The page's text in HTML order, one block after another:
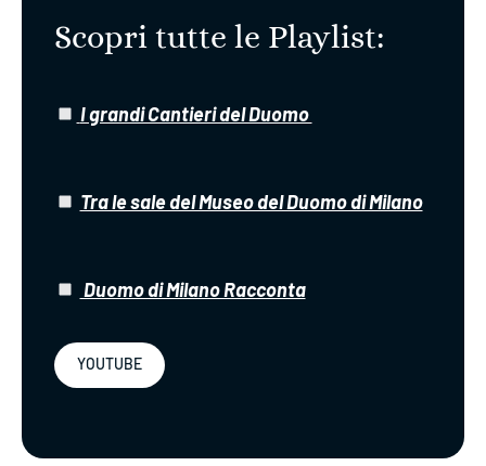
Scopri tutte le Playlist:
I grandi Cantieri del Duomo
Tra le sale del Museo del Duomo di Milano
Duomo di Milano Racconta
YOUTUBE